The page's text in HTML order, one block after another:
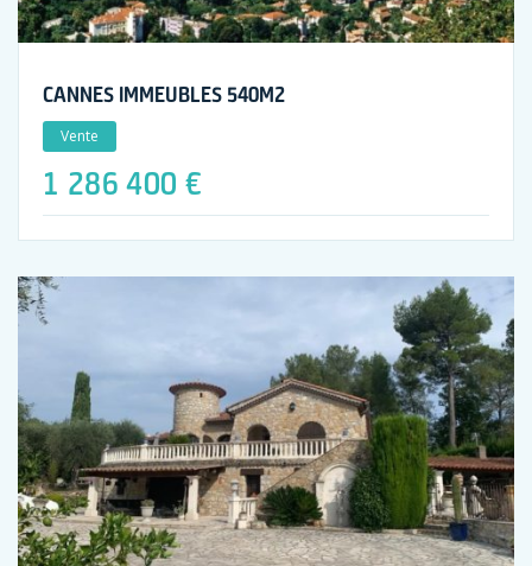
CANNES IMMEUBLES 540M2
Vente
1 286 400 €